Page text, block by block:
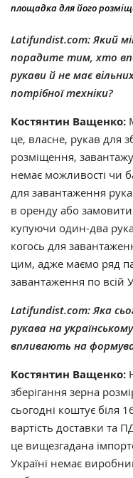
площадка для його
Latifundist.com: Який
порадите тим, хто
рукави й не має
потрібної техніки?
Костянтин Ващенко:
це, власне, рукав для
розміщення,
немає можливості чи
для завантаження
в оренду або замовити
купуючи один-два
когось для
цим, адже маємо ряд
завантаження по всій
Latifundist.com: Яка
рукава на
впливають на
Костянтин Ващенко:
зберігання зерна
сьогодні коштує біля
вартість доставки та
це вищезгадана
Україні немає